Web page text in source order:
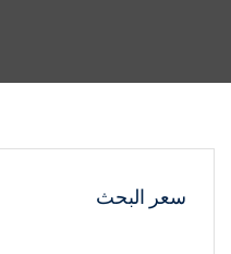
سعر البحث